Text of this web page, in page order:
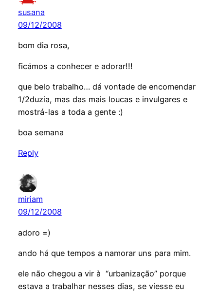
susana
09/12/2008
bom dia rosa,
ficámos a conhecer e adorar!!!
que belo trabalho… dá vontade de encomendar
1/2duzia, mas das mais loucas e invulgares e
mostrá-las a toda a gente :)
boa semana
Reply
miriam
09/12/2008
adoro =)
ando há que tempos a namorar uns para mim.
ele não chegou a vir à “urbanização” porque
estava a trabalhar nesses dias, se viesse eu